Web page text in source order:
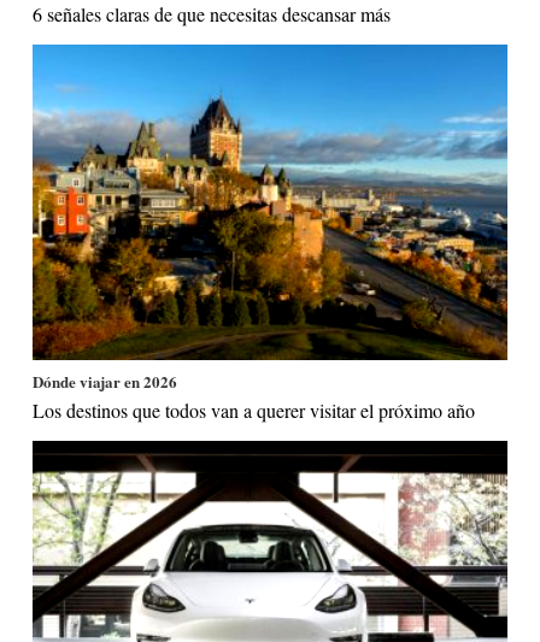
6 señales claras de que necesitas descansar más
Dónde viajar en 2026
Los destinos que todos van a querer visitar el próximo año